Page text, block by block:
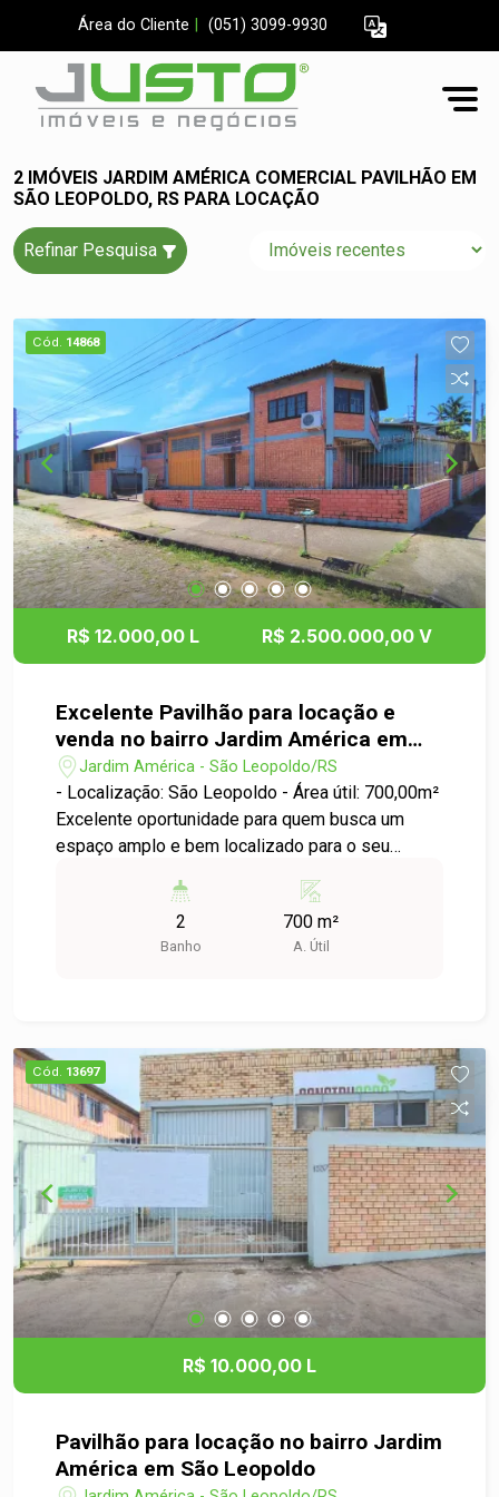
Área do Cliente (051) 3099-9930
2 IMÓVEIS JARDIM AMÉRICA COMERCIAL PAVILHÃO EM
SÃO LEOPOLDO, RS PARA LOCAÇÃO
Refinar Pesquisa
Cód. 14868
R$ 12.000,00 L R$ 2.500.000,00 V
Excelente Pavilhão para locação e
venda no bairro Jardim América em
São Leopoldo
Jardim América - São Leopoldo/RS
- Localização: São Leopoldo - Área útil: 700,00m²
Excelente oportunidade para quem busca um
espaço amplo e bem localizado para o seu
de fácil acesso e com grande movimentação,
proporcionando visibilidade para a sua empresa.
Entre em contato para mais informações e
2
Banho
700 m²
A. Útil
Cód. 13697
R$ 10.000,00 L
Pavilhão para locação no bairro Jardim
América em São Leopoldo